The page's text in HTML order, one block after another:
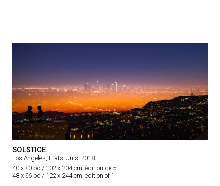
SOLSTICE
Los Angeles, États-Unis, 2018
40 x 80 po / 102 x 204 cm édition de 5
48 x 96 po / 122 x 244 cm edition of 1